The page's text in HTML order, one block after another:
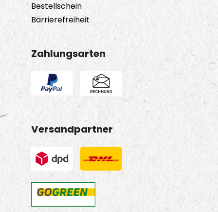
Bestellschein
Barrierefreiheit
Zahlungsarten
Versandpartner